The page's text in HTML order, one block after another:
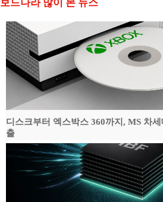
보드나라 많이 본 뉴스
디스크부터 엑스박스 360까지, MS 차
출